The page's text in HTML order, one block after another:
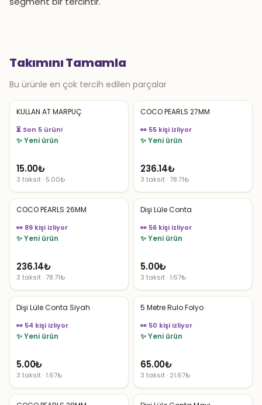
Takımını Tamamla
Bu ürünle en çok tercih edilen parçalar
KULLAN AT MARPUÇ
⏳ Son 5 ürün!
✨ Yeni ürün
15.00₺
3 taksit · 5.00₺
COCO PEARLS 27MM
👀 55 kişi izliyor
✨ Yeni ürün
236.14₺
3 taksit · 78.71₺
COCO PEARLS 26MM
👀 89 kişi izliyor
✨ Yeni ürün
236.14₺
3 taksit · 78.71₺
Dişi Lüle Conta
👀 56 kişi izliyor
✨ Yeni ürün
5.00₺
3 taksit · 1.67₺
Dişi Lüle Conta Siyah
👀 54 kişi izliyor
✨ Yeni ürün
5.00₺
3 taksit · 1.67₺
5 Metre Rulo Folyo
👀 50 kişi izliyor
✨ Yeni ürün
65.00₺
3 taksit · 21.67₺